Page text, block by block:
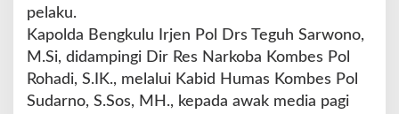
a
D
i
pelaku.
Kapolda Bengkulu Irjen Pol Drs Teguh Sarwono,
M.Si, didampingi Dir Res Narkoba Kombes Pol
Rohadi, S.IK., melalui Kabid Humas Kombes Pol
Sudarno, S.Sos, MH., kepada awak media pagi